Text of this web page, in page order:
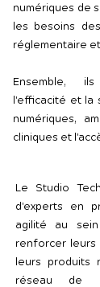
numériques de
les besoins
réglementaire
Ensemble,
l'efficacité et la
numériques,
cliniques et
Le Studio
d'experts en
agilité au
renforcer leurs
leurs produits
réseau de